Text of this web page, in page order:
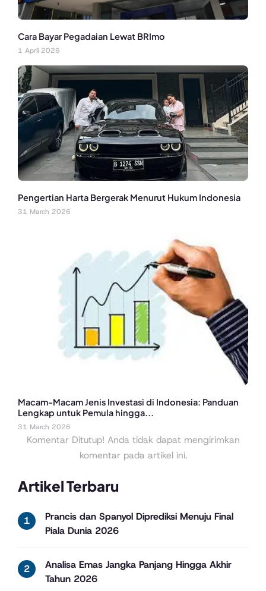
Artikel Terbaru
Prancis dan Spanyol Diprediksi Menuju Final
Piala Dunia 2026
Analisa Emas Jangka Panjang Hingga Akhir
Tahun 2026
Cara Bayar Pegadaian Lewat BRImo
1 April 2026
Pengertian Harta Bergerak Menurut Hukum Indonesia
31 March 2026
Macam-Macam Jenis Investasi di Indonesia: Panduan
Lengkap untuk Pemula hingga...
31 March 2026
Komentar Ditutup! Anda tidak dapat mengirimkan
komentar pada artikel ini.